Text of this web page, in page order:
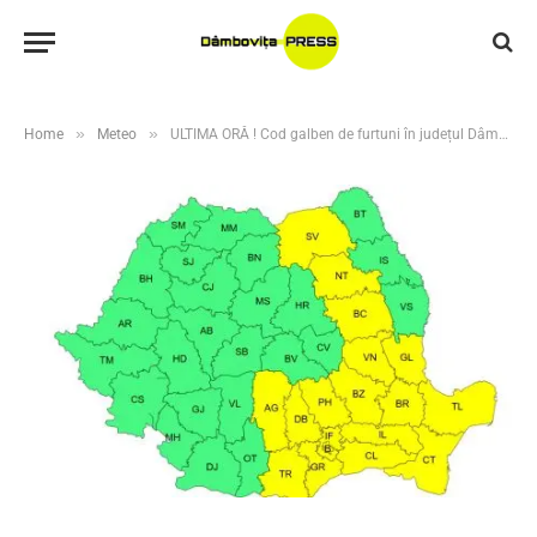
Home » Meteo » ULTIMA ORĂ ! Cod galben de furtuni în județul Dâmbovița. Averse torențiale, vijelii și grindină până în noaptea de joi spre vineri